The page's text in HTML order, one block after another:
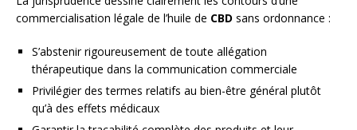
commercialisation légale de l’huile de CBD sans ordonnance :
S’abstenir rigoureusement de toute allégation
thérapeutique dans la communication commerciale
Privilégier des termes relatifs au bien-être général plutôt
qu’à des effets médicaux